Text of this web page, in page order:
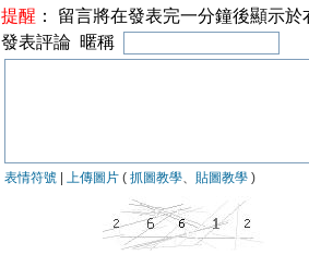
提醒 ： 留言將在發表完一分鐘後顯示
發表評論 暱稱
表情符號 上傳圖片 ( 抓圖教學、 貼圖教學 )